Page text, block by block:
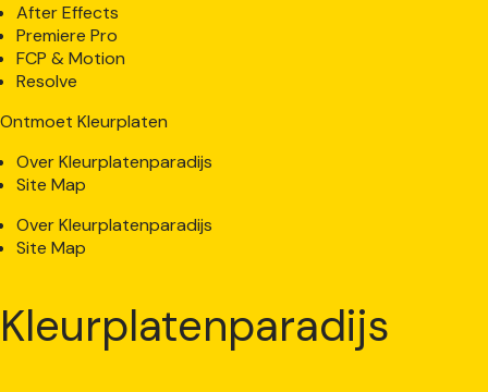
After Effects
Premiere Pro
FCP & Motion
Resolve
Ontmoet Kleurplaten
Over Kleurplatenparadijs
Site Map
Over Kleurplatenparadijs
Site Map
Kleurplatenparadijs